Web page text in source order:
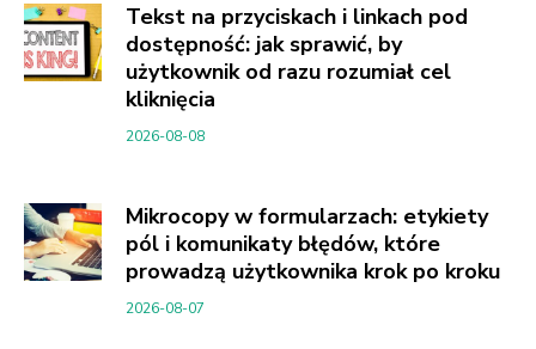
Tekst na przyciskach i linkach pod
dostępność: jak sprawić, by
użytkownik od razu rozumiał cel
kliknięcia
2026-08-08
Mikrocopy w formularzach: etykiety
pól i komunikaty błędów, które
prowadzą użytkownika krok po kroku
2026-08-07